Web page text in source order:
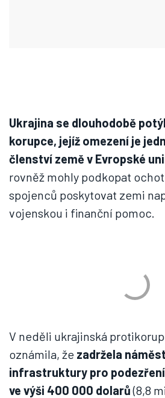
Ukrajina se dlouhodobě
korupce, jejíž omezení je
členství země v Evropské
rovněž mohly podkopat
spojenců poskytovat zemi
vojenskou i finanční pomoc.
V neděli ukrajinská
oznámila, že zadržela
infrastruktury pro
ve výši 400 000 dolarů(8,8